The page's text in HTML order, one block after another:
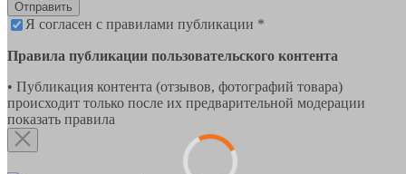
Отправить
Я согласен с правилами публикации *
Правила публикации пользовательского контента
• Публикация контента (отзывов, фотографий товара)
происходит только после их предварительной модерации
показать правила